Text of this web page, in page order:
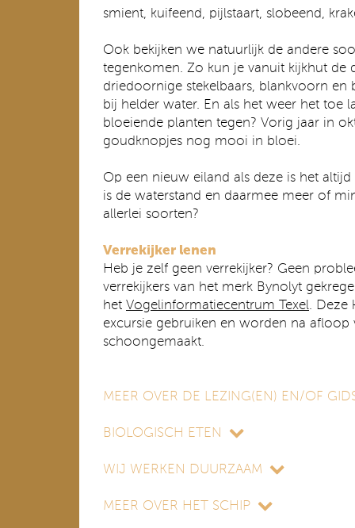
smient, kuifeend, pijlstaart, slobeend,
Ook bekijken we natuurlijk de andere
tegenkomen. Zo kun je vanuit kijkhut de
driedoornige stekelbaars, blankvoorn en
bij helder water. En als het weer het toe
bloeiende planten tegen? Vorig jaar in
goudknopjes nog mooi in bloei.
Op een nieuw eiland als deze is het altijd
is de waterstand en daarmee meer of
allerlei soorten?
Verrekijker lenen
Heb je zelf geen verrekijker? Geen
verrekijkers van het merk Bynolyt
het Vogelinformatiecentrum Texel. Deze
excursie gebruiken en worden na afloop
schoongemaakt.
MEER OVER DE LEZING(EN) EN/OF
BIOLOGISCH ETEN
WIJ WERKEN DUURZAAM
MEER OVER HET SCHIP